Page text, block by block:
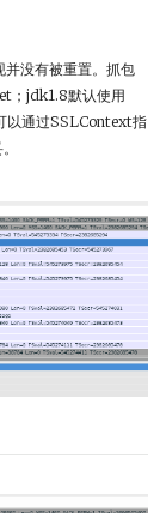
没有被重置。抓包
；jdk1.8默认使用
通过SSLContext指